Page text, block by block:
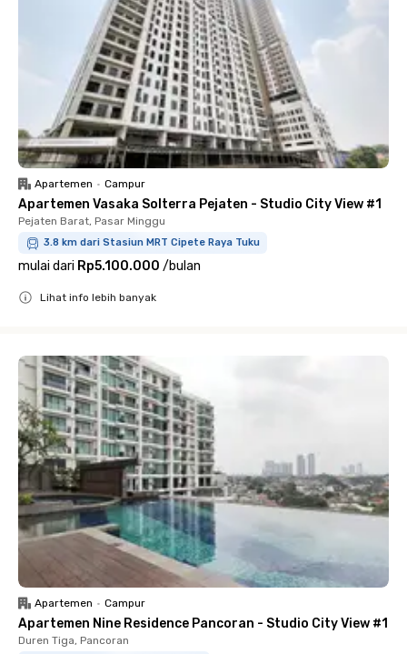
Apartemen • Campur
Apartemen Vasaka Solterra Pejaten - Studio City View #1
Pejaten Barat, Pasar Minggu
3.8 km dari Stasiun MRT Cipete Raya Tuku
mulai dari Rp5.100.000 /bulan
Lihat info lebih banyak
Apartemen • Campur
Apartemen Nine Residence Pancoran - Studio City View #1
Duren Tiga, Pancoran